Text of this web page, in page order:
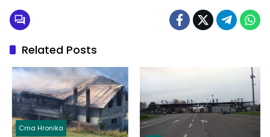
Related Posts
Crna Hronika